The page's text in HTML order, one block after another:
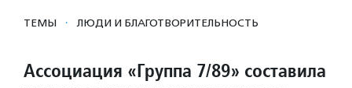
ТЕМЫ · ЛЮДИ И БЛАГОТВОРИ­ТЕЛЬ­НОСТЬ
Ассоциация «Группа 7/89» составила